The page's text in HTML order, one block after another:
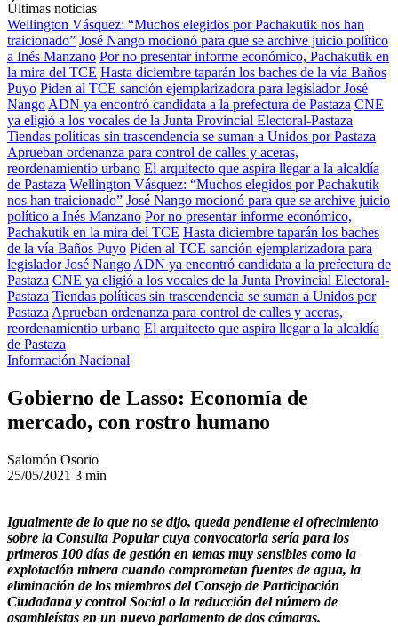
Últimas noticias
Wellington Vásquez: “Muchos elegidos por Pachakutik nos han
traicionado” José Nango mocionó para que se archive juicio político
a Inés Manzano Por no presentar informe económico, Pachakutik en
la mira del TCE Hasta diciembre taparán los baches de la vía Baños
Puyo Piden al TCE sanción ejemplarizadora para legislador José
Nango ADN ya encontró candidata a la prefectura de Pastaza CNE
ya eligió a los vocales de la Junta Provincial Electoral-Pastaza
Tiendas políticas sin trascendencia se suman a Unidos por Pastaza
Aprueban ordenanza para control de calles y aceras,
reordenamientio urbano El arquitecto que aspira llegar a la alcaldía
de Pastaza Wellington Vásquez: “Muchos elegidos por Pachakutik
nos han traicionado” José Nango mocionó para que se archive juicio
político a Inés Manzano Por no presentar informe económico,
Pachakutik en la mira del TCE Hasta diciembre taparán los baches
de la vía Baños Puyo Piden al TCE sanción ejemplarizadora para
legislador José Nango ADN ya encontró candidata a la prefectura de
Pastaza CNE ya eligió a los vocales de la Junta Provincial Electoral-
Pastaza Tiendas políticas sin trascendencia se suman a Unidos por
Pastaza Aprueban ordenanza para control de calles y aceras,
reordenamientio urbano El arquitecto que aspira llegar a la alcaldía
de Pastaza
Información Nacional
Gobierno de Lasso: Economía de
mercado, con rostro humano
Salomón Osorio
25/05/2021 3 min
Igualmente de lo que no se dijo, queda pendiente el ofrecimiento
sobre la Consulta Popular cuya convocatoria sería para los
primeros 100 días de gestión en temas muy sensibles como la
explotación minera cuando comprometan fuentes de agua, la
eliminación de los miembros del Consejo de Participación
Ciudadana y control Social o la reducción del número de
asambleístas en un nuevo parlamento de dos cámaras.